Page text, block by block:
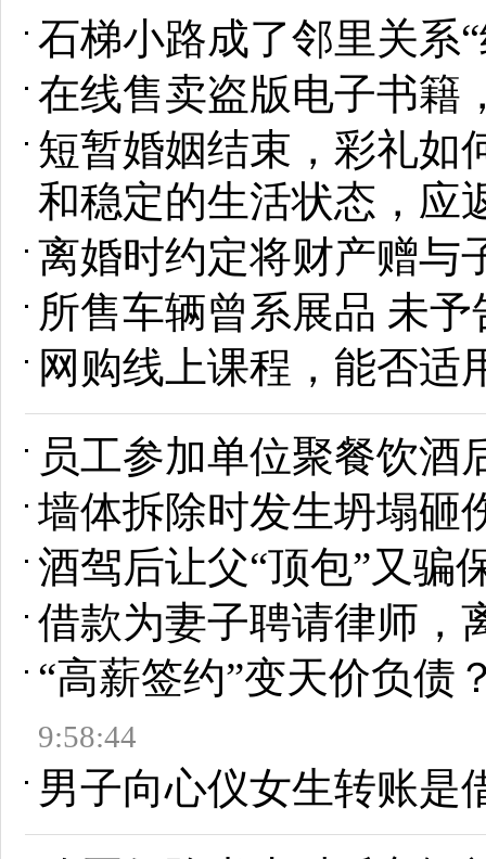
石梯小路成了邻里关系
在线售卖盗版电子书籍
短暂婚姻结束，彩礼如
和稳定的生活状态，应
离婚时约定将财产赠与
所售车辆曾系展品 未
网购线上课程，能否适
员工参加单位聚餐饮酒
墙体拆除时发生坍塌砸
酒驾后让父“顶包”又骗
借款为妻子聘请律师，
“高薪签约”变天价负债
9:58:44
男子向心仪女生转账是